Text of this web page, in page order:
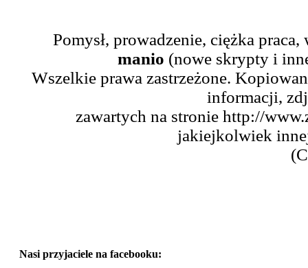
Pomysł, prowadzenie, ciężka
manio (nowe skrypty i
Wszelkie prawa zastrzeżone.
informacji,
zawartych na stronie http://
jakiejkolwiek
Nasi przyjaciele na facebooku: